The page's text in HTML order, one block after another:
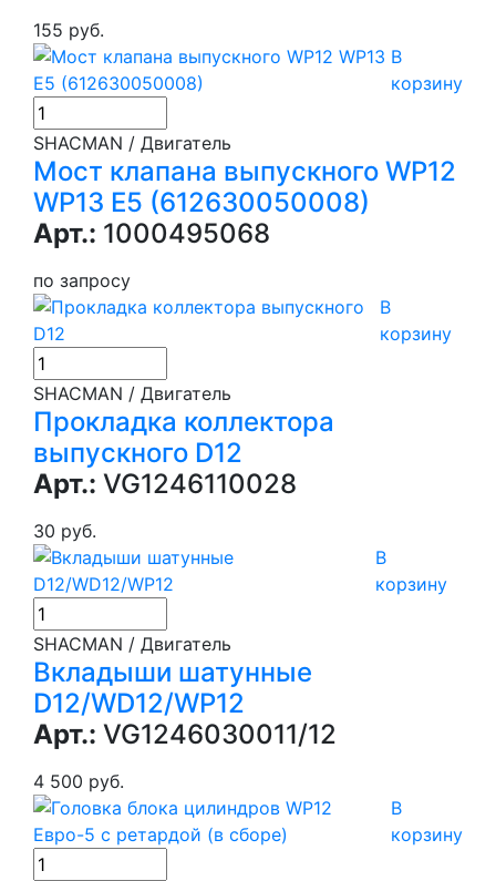
155 руб.
В
корзину
SHACMAN / Двигатель
Мост клапана выпускного WP12
WP13 E5 (612630050008)
Арт.: 1000495068
по запросу
В
корзину
SHACMAN / Двигатель
Прокладка коллектора
выпускного D12
Арт.: VG1246110028
30 руб.
В
корзину
SHACMAN / Двигатель
Вкладыши шатунные
D12/WD12/WP12
Арт.: VG1246030011/12
4 500 руб.
В
корзину